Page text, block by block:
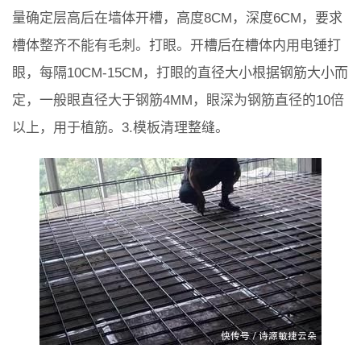
量确定层高后在墙体开槽，高度8CM，深度6CM，要求
槽体整齐不能有毛刺。打眼。开槽后在槽体内用电锤打
眼，每隔10CM-15CM，打眼的直径大小根据钢筋大小而
定，一般眼直径大于钢筋4MM，眼深为钢筋直径的10倍
以上，用于植筋。3.模板清理整缝。